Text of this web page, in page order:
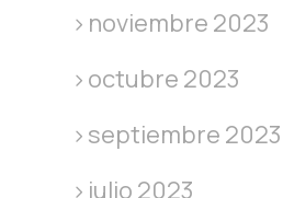
noviembre 2023
octubre 2023
septiembre 2023
julio 2023